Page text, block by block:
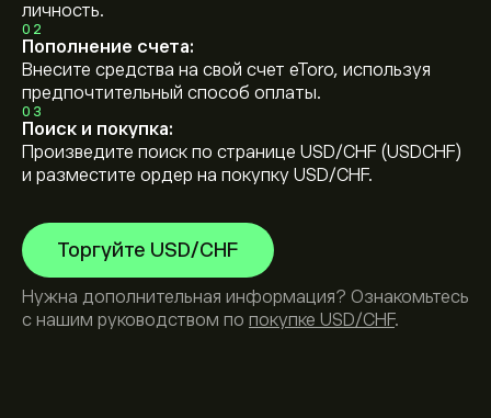
личность.
02
Пополнение счета:
Внесите средства на свой счет eToro, используя
предпочтительный способ оплаты.
03
Поиск и покупка:
Произведите поиск по странице USD/CHF (USDCHF)
и разместите ордер на покупку USD/CHF.
Торгуйте USD/CHF
Нужна дополнительная информация? Ознакомьтесь
с нашим руководством по покупке USD/CHF.